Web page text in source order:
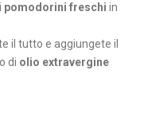
pomodorini freschi in
il tutto e aggiungete il
di olio extravergine